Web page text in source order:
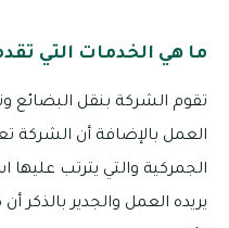
ما هي الخدمات التي
تقوم الشركة بنقل البضائع
العمل بالإضافة أن الشركة
الجمركية والتي يترتب
يريده العمل والجدير بالذكر